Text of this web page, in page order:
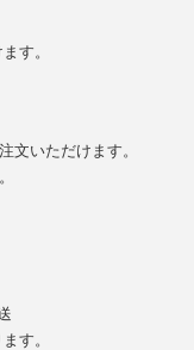
す。
文いただけます。
す。